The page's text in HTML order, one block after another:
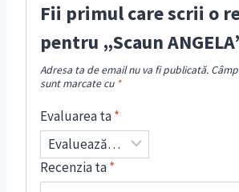
Fii primul care scrii o
pentru „Scaun
Adresa ta de email nu va fi publicată.
sunt marcate cu *
Evaluarea ta*
Recenzia ta*